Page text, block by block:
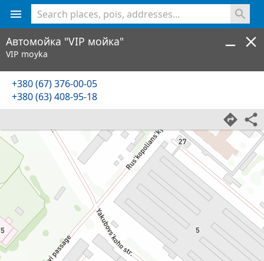
Автомойка "VIP мойка"
VIP moyka
+380 (67) 376-00-05
+380 (63) 408-95-18
<% console.log(hcard) %>